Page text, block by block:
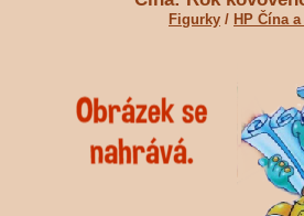
Figurky / HP Čína